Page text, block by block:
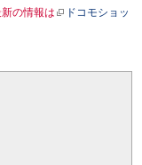
の情報は
ドコモショッ